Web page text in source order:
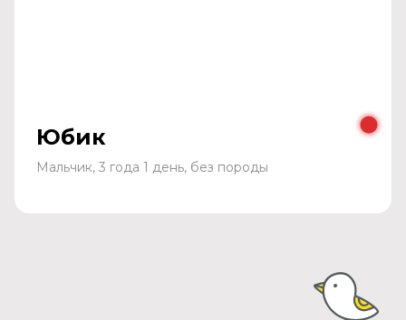
Юбик
Мальчик, 3 года 1 день, без породы